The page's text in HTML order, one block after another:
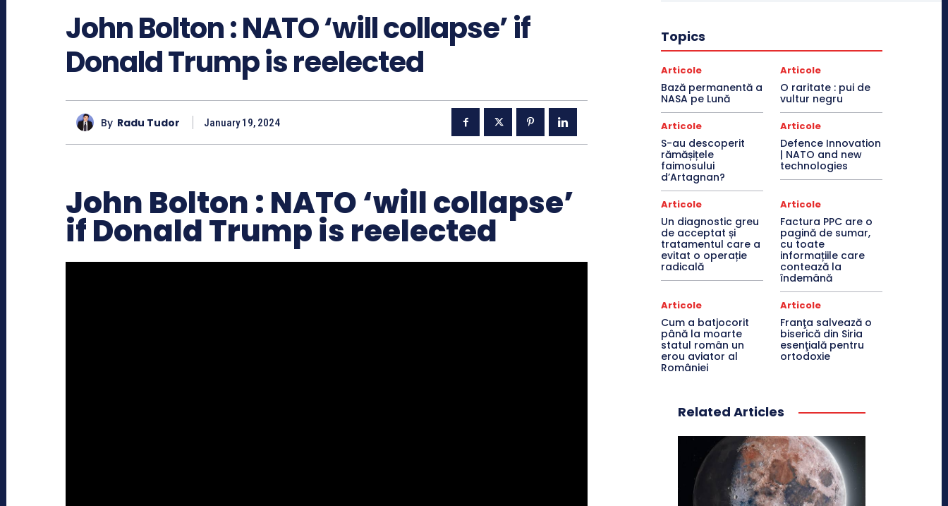
John Bolton : NATO ‘will collapse’ if
Donald Trump is reelected
By Radu Tudor January 19, 2024
John Bolton : NATO ‘will collapse’
if Donald Trump is reelected
Topics
Articole
Bază permanentă a
NASA pe Lună
Articole
O raritate : pui de
vultur negru
Articole
S-au descoperit
rămășițele
faimosului
d’Artagnan?
Articole
Defence Innovation
| NATO and new
technologies
Articole
Un diagnostic greu
de acceptat și
tratamentul care a
evitat o operație
radicală
Articole
Factura PPC are o
pagină de sumar,
cu toate
informațiile care
contează la
îndemână
Articole
Cum a batjocorit
până la moarte
statul român un
erou aviator al
României
Articole
Franţa salvează o
biserică din Siria
esenţială pentru
ortodoxie
Related Articles